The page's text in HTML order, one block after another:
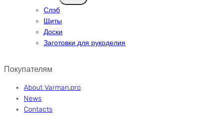
Слэб
Щиты
Доски
Заготовки для рукоделия
Покупателям
About Varman.pro
News
Contacts